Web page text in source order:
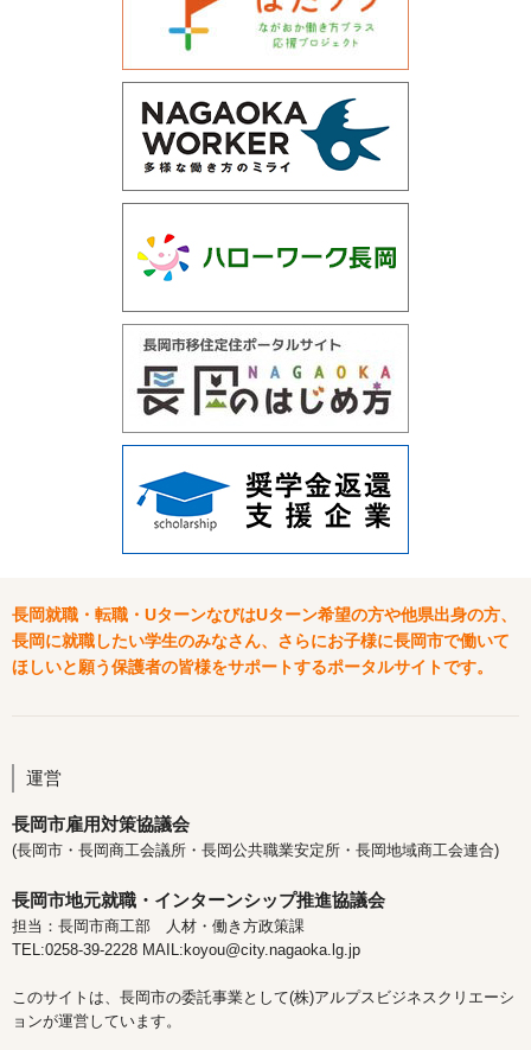
長岡就職・転職・UターンなびはUターン希望の方や他県出身の方、
長岡に就職したい学生のみなさん、さらにお子様に長岡市で働いて
ほしいと願う保護者の皆様をサポートするポータルサイトです。
運営
長岡市雇用対策協議会
(長岡市・長岡商工会議所・長岡公共職業安定所・長岡地域商工会連合)
長岡市地元就職・インターンシップ推進協議会
担当：長岡市商工部 人材・働き方政策課
TEL:0258-39-2228 MAIL:koyou@city.nagaoka.lg.jp
このサイトは、長岡市の委託事業として(株)アルプスビジネスクリエーシ
ョンが運営しています。